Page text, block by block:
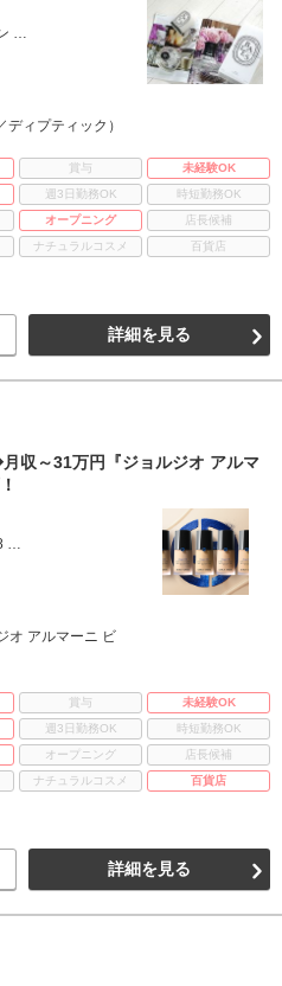
…
ィプティック）
賞与
未経験OK
週3日勤務OK
時短勤務OK
オープニング
店長候補
ナチュラルコスメ 百貨店
詳細を見る
収～31万円『ジョルジオ アルマ
…
オ アルマーニ ビ
賞与
未経験OK
週3日勤務OK
時短勤務OK
オープニング
店長候補
ナチュラルコスメ 百貨店
詳細を見る